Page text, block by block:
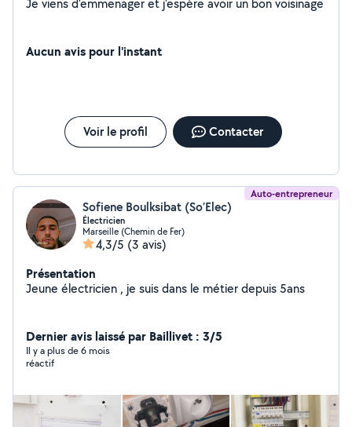
Je viens d'emmenager et j'espère avoir un bon voisinage
Aucun avis pour l'instant
Voir le profil Contacter
Auto-entrepreneur
Sofiene Boulksibat (So’Elec)
Électricien
Marseille (Chemin de Fer)
4,3/5 (3 avis)
Présentation
Jeune électricien , je suis dans le métier depuis 5ans
Dernier avis laissé par Baillivet : 3/5
Il y a plus de 6 mois
réactif